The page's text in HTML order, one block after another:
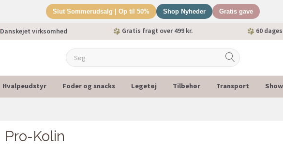
Slut Sommerudsalg | Op til 50% Shop Nyheder Gratis gave
Danskejet virksomhed Gratis fragt over 499 kr. 60
Hvalpeudstyr Foder og snacks Legetøj Tilbehør Transport Show
Pro-Kolin